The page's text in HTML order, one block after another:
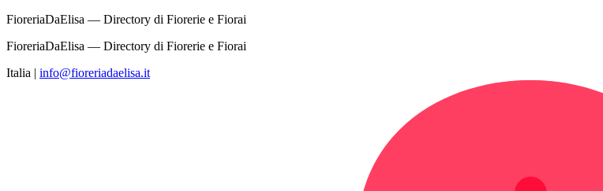
FioreriaDaElisa — Directory di Fiorerie e Fiorai
FioreriaDaElisa — Directory di Fiorerie e Fiorai
Italia | info@fioreriadaelisa.it